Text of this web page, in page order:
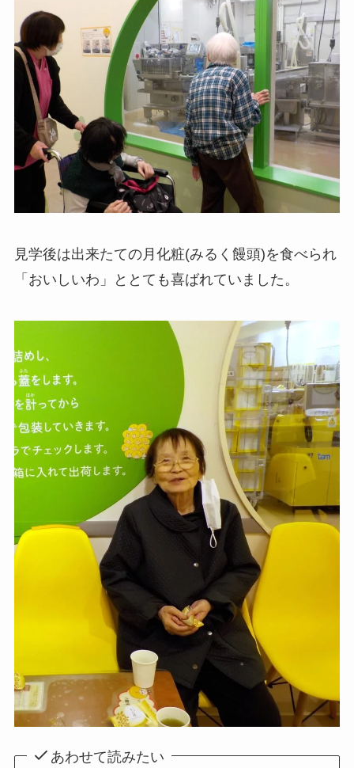
見学後は出来たての月化粧(みるく饅頭)を食べられ
「おいしいわ」ととても喜ばれていました。
あわせて読みたい